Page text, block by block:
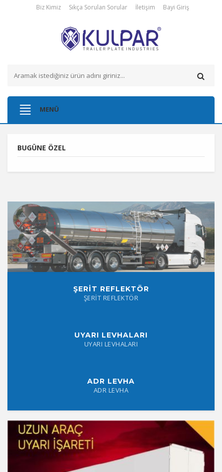
Biz Kimiz Sıkça Sorulan Sorular İletişim Bayi Giriş
Toggle
navigation
MENÜ
BUGÜNE ÖZEL
ŞERİT REFLEKTÖR
ŞERİT REFLEKTÖR
UYARI LEVHALARI
UYARI LEVHALARI
ADR LEVHA
ADR LEVHA